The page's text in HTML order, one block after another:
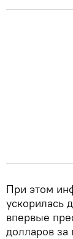
При этом
ускорилась
впервые
долларов за